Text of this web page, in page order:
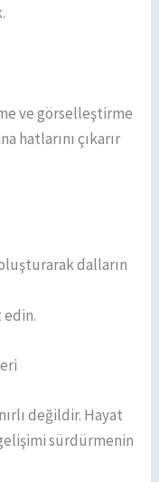
ve görselleştirme
hatlarını çıkarır
dalların
değildir. Hayat
sürdürmenin